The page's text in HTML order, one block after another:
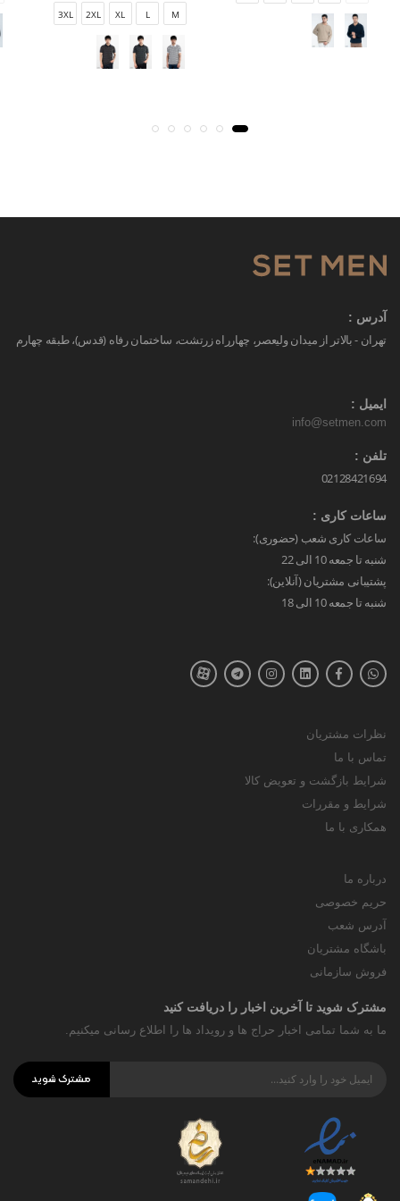
M
L
XL
2XL
3XL
آدرس :
تهران - بالاتر از میدان ولیعصر، چهارراه زرتشت، ساختمان رفاه (قدس)، طبقه چهارم
ایمیل :
info@setmen.com
تلفن :
02128421694
ساعات کاری :
ساعات کاری شعب (حضوری):
شنبه تا جمعه 10 الی 22
پشتیبانی مشتریان (آنلاین):
شنبه تا جمعه 10 الی 18
نظرات مشتریان
تماس با ما
شرایط بازگشت و تعویض کالا
شرایط و مقررات
همکاری با ما
درباره ما
حریم خصوصی
آدرس شعب
باشگاه مشتریان
فروش سازمانی
مشترک شوید تا آخرین اخبار را دریافت کنید
ما به شما تمامی اخبار حراج ها و رویداد ها را اطلاع رسانی میکنیم.
مشترک شوید